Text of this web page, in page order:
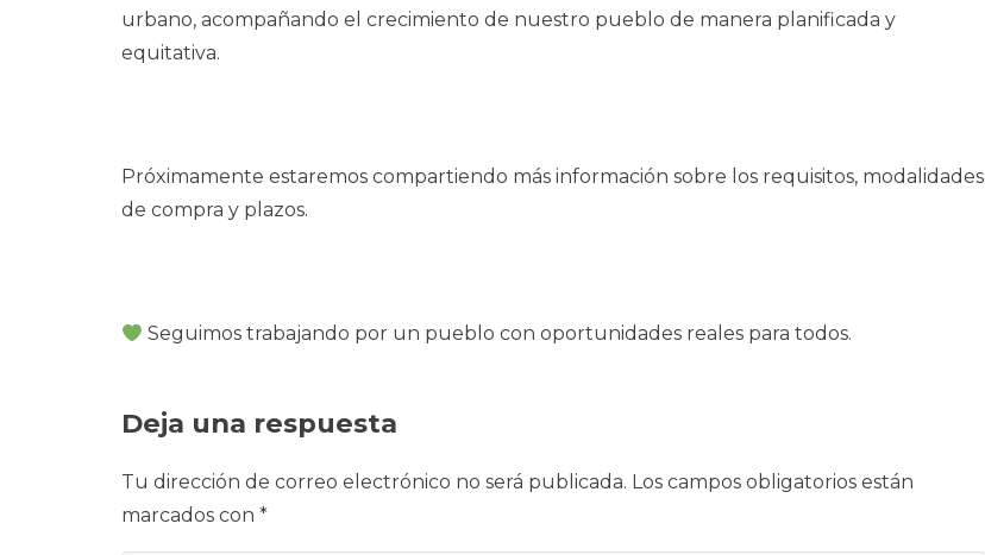
urbano, acompañando el crecimiento de nuestro pueblo de manera planificada y
equitativa.
Próximamente estaremos compartiendo más información sobre los requisitos, modalidades
de compra y plazos.
Seguimos trabajando por un pueblo con oportunidades reales para todos.
Deja una respuesta
Tu dirección de correo electrónico no será publicada. Los campos obligatorios están
marcados con *